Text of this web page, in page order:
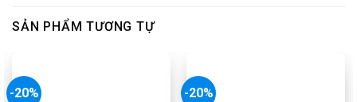
SẢN PHẨM TƯƠNG TỰ
-20% -20%